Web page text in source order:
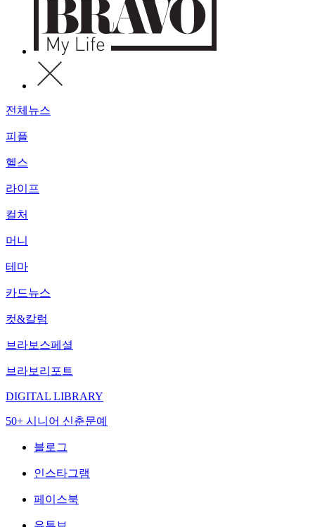
전체뉴스
피플
헬스
라이프
컬처
머니
테마
카드뉴스
컷&칼럼
브라보스페셜
브라보리포트
DIGITAL LIBRARY
50+ 시니어 신춘문예
블로그
인스타그램
페이스북